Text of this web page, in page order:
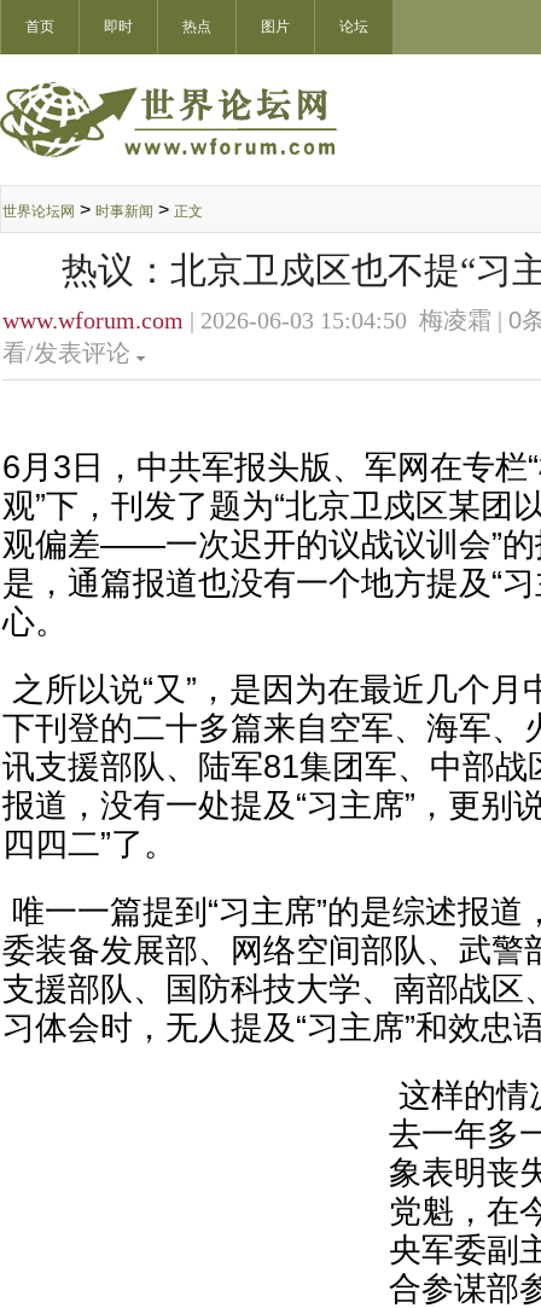
首页 即时 热点 图片 论坛
世界论坛网 > 时事新闻 > 正文
热议：北京卫戍区也不提“习
www.wforum.com | 2026-06-03 15:04:50 梅凌霜 | 0
看/发表评论
6月3日，中共军报头版、军网在专栏
观”下，刊发了题为“北京卫戍区某团
观偏差——一次迟开的议战议训会”的
是，通篇报道也没有一个地方提及“
心。
之所以说“又”，是因为在最近几个月
下刊登的二十多篇来自空军、海军、
讯支援部队、陆军81集团军、中部战
报道，没有一处提及“习主席”，更别
四四二”了。
唯一一篇提到“习主席”的是综述报道
委装备发展部、网络空间部队、武警
支援部队、国防科技大学、南部战区
习体会时，无人提及“习主席”和效忠
这样的情
去一年多
象表明丧
党魁，在
央军委副
合参谋部